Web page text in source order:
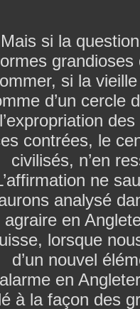
Mais si la
si la
d’un cercle
contrées, le
civilisés, n’en
ne
analysé
agraire en
lorsque
d’un nouvel
en
à la façon des